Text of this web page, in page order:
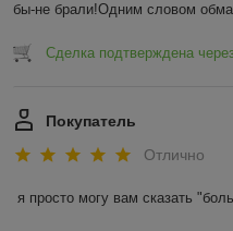
бы-не брали!Одним словом
Сделка подтверждена
Покупатель
Отлично
я просто могу вам сказать